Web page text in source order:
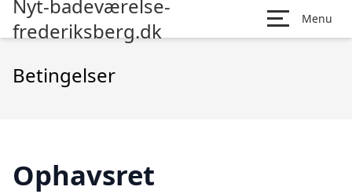
Nyt-badeværelse-
frederiksberg.dk
Menu
Betingelser
Ophavsret